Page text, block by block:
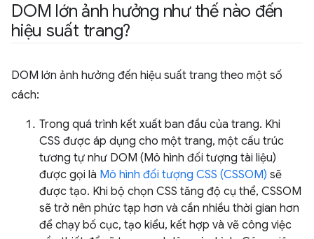
DOM lớn ảnh hưởng như thế nào đến
hiệu suất trang?
DOM lớn ảnh hưởng đến hiệu suất trang theo một số
cách:
Trong quá trình kết xuất ban đầu của trang. Khi
CSS được áp dụng cho một trang, một cấu trúc
tương tự như DOM (Mô hình đối tượng tài liệu)
được gọi là Mô hình đối tượng CSS (CSSOM) sẽ
được tạo. Khi bộ chọn CSS tăng độ cụ thể, CSSOM
sẽ trở nên phức tạp hơn và cần nhiều thời gian hơn
để chạy bố cục, tạo kiểu, kết hợp và vẽ công việc